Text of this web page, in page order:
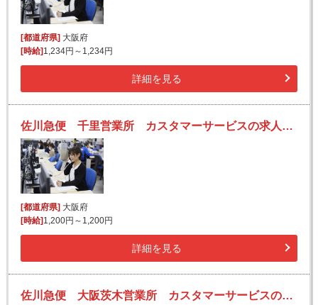
[都道府県] 大阪府
[時給] 1,234円～1,234円
詳細を見る
佐川急便 千里営業所 カスタマーサービスの求人！未経験歓迎！先輩たちがサポートします♪
[都道府県] 大阪府
[時給] 1,200円～1,200円
詳細を見る
佐川急便 大阪茨木営業所 カスタマーサービスの求人！未経験歓迎！先輩たちがサポートします♪